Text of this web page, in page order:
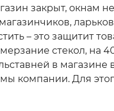
закрыт, окнам
– это защитит
стекол, на
в магазине
компании. Для